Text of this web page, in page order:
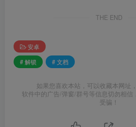
THE END
安卓
# 解锁
# 文档
如果您喜欢本站，可以收藏本网址
软件中的广告/弹窗/群号等信息切勿相信
受骗！